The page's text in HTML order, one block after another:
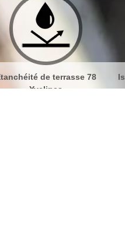
Isolation de toiture 78 Yvelines